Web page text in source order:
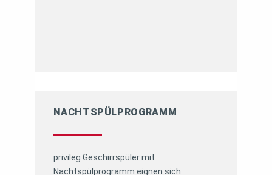
NACHTSPÜLPROGRAMM
privileg Geschirrspüler mit
Nachtspülprogramm eignen sich